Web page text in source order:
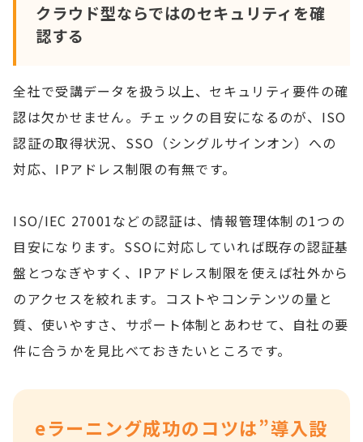
クラウド型ならではのセキュリティを確
認する
全社で受講データを扱う以上、セキュリティ要件の確
認は欠かせません。チェックの目安になるのが、ISO
認証の取得状況、SSO（シングルサインオン）への
対応、IPアドレス制限の有無です。
ISO/IEC 27001などの認証は、情報管理体制の1つの
目安になります。SSOに対応していれば既存の認証基
盤とつなぎやすく、IPアドレス制限を使えば社外から
のアクセスを絞れます。コストやコンテンツの量と
質、使いやすさ、サポート体制とあわせて、自社の要
件に合うかを見比べておきたいところです。
eラーニング成功のコツは”導入設